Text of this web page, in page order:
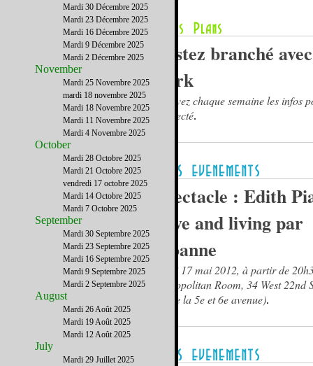
Restez branché
York
Recevez chaque semaine les infos
connecté.
Spectacle : Edith
alive and living par
Floanne
Jeudi 17 mai 2012, à partir de
Metropolitan Room, 34 West 22nd
(entre la 5e et 6e avenue).
Mardi 30 Décembre 2025
Mardi 23 Décembre 2025
Mardi 16 Décembre 2025
Mardi 9 Décembre 2025
Mardi 2 Décembre 2025
November
Mardi 25 Novembre 2025
mardi 18 novembre 2025
Mardi 18 Novembre 2025
Mardi 11 Novembre 2025
Mardi 4 Novembre 2025
October
Mardi 28 Octobre 2025
Mardi 21 Octobre 2025
vendredi 17 octobre 2025
Mardi 14 Octobre 2025
Mardi 7 Octobre 2025
September
Mardi 30 Septembre 2025
Mardi 23 Septembre 2025
Mardi 16 Septembre 2025
Mardi 9 Septembre 2025
Mardi 2 Septembre 2025
August
Mardi 26 Août 2025
Mardi 19 Août 2025
Mardi 12 Août 2025
July
Mardi 29 Juillet 2025